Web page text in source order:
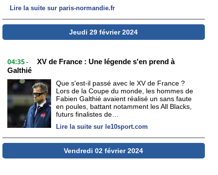
Lire la suite sur paris-normandie.fr
Jeudi 29 février 2024
04:35 -
XV de France : Une légende s'en prend à
Galthié
Que s'est-il passé avec le XV de France ?
Lors de la Coupe du monde, les hommes de
Fabien Galthié avaient réalisé un sans faute
en poules, battant notamment les All Blacks,
futurs finalistes de…
Lire la suite sur le10sport.com
Vendredi 02 février 2024